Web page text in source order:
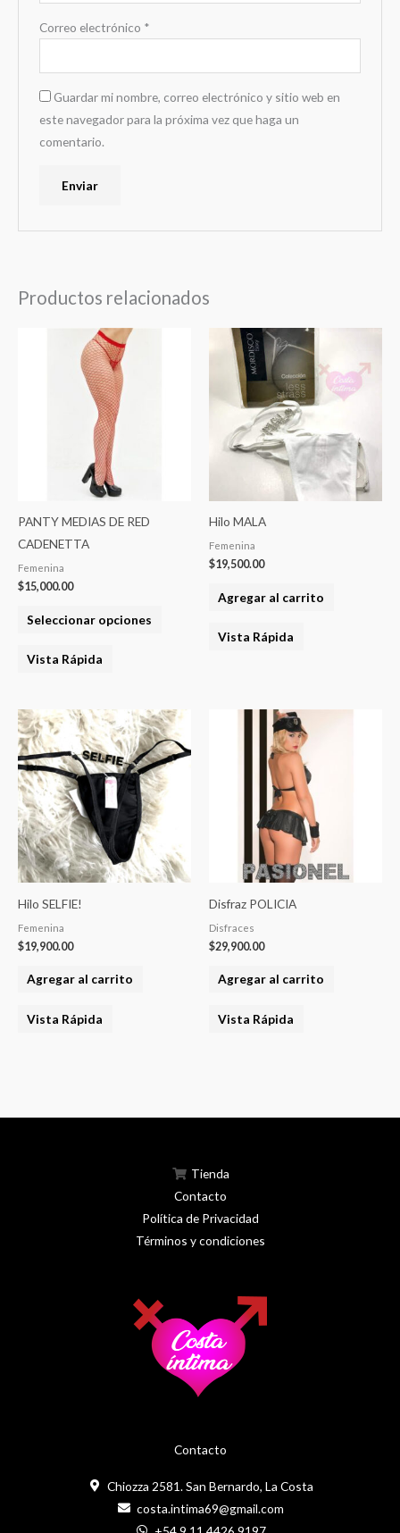
Correo electrónico *
Guardar mi nombre, correo electrónico y sitio web en
este navegador para la próxima vez que haga un
comentario.
Productos relacionados
PANTY MEDIAS DE RED
CADENETTA
Femenina
$15,000.00
Seleccionar opciones
Vista Rápida
Hilo MALA
Femenina
$19,500.00
Agregar al carrito
Vista Rápida
Hilo SELFIE!
Femenina
$19,900.00
Agregar al carrito
Vista Rápida
Disfraz POLICIA
Disfraces
$29,900.00
Agregar al carrito
Vista Rápida
Contacto
Chiozza 2581. San Bernardo, La Costa
costa.intima69@gmail.com
Tienda
Contacto
Política de Privacidad
Términos y condiciones